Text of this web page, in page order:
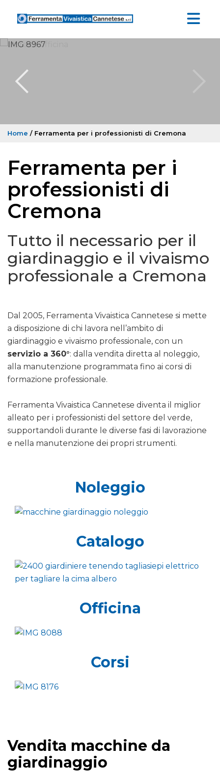
Home / Ferramenta per i professionisti di Cremona
Ferramenta per i
professionisti di
Cremona
Tutto il necessario per il
giardinaggio e il vivaismo
professionale a Cremona
Dal 2005, Ferramenta Vivaistica Cannetese si mette
a disposizione di chi lavora nell’ambito di
giardinaggio e vivaismo professionale, con un
servizio a 360°: dalla vendita diretta al noleggio,
alla manutenzione programmata fino ai corsi di
formazione professionale.
Ferramenta Vivaistica Cannetese diventa il miglior
alleato per i professionisti del settore del verde,
supportandoli durante le diverse fasi di lavorazione
e nella manutenzione dei propri strumenti.
Noleggio
Catalogo
Officina
Corsi
Vendita macchine da
giardinaggio